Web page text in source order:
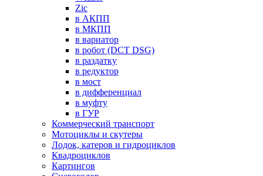
Zic
в АКПП
в МКПП
в вариатор
в робот (DCT DSG)
в раздатку
в редуктор
в мост
в дифференциал
в муфту
в ГУР
Коммерческий транспорт
Мотоциклы и скутеры
Лодок, катеров и гидроциклов
Квадроциклов
Картингов